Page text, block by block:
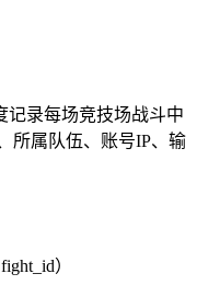
记录每场竞技场战斗中
所属队伍、账号IP、输
）